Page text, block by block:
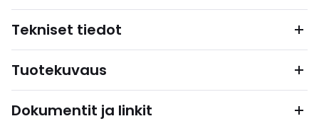
Tekniset tiedot
Tuotekuvaus
Dokumentit ja linkit